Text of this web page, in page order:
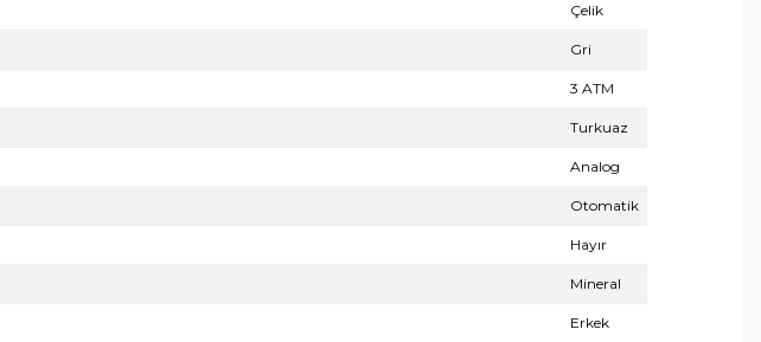
Çelik
Gri
3 ATM
Turkuaz
Analog
Otomatik
Hayır
Mineral
Erkek